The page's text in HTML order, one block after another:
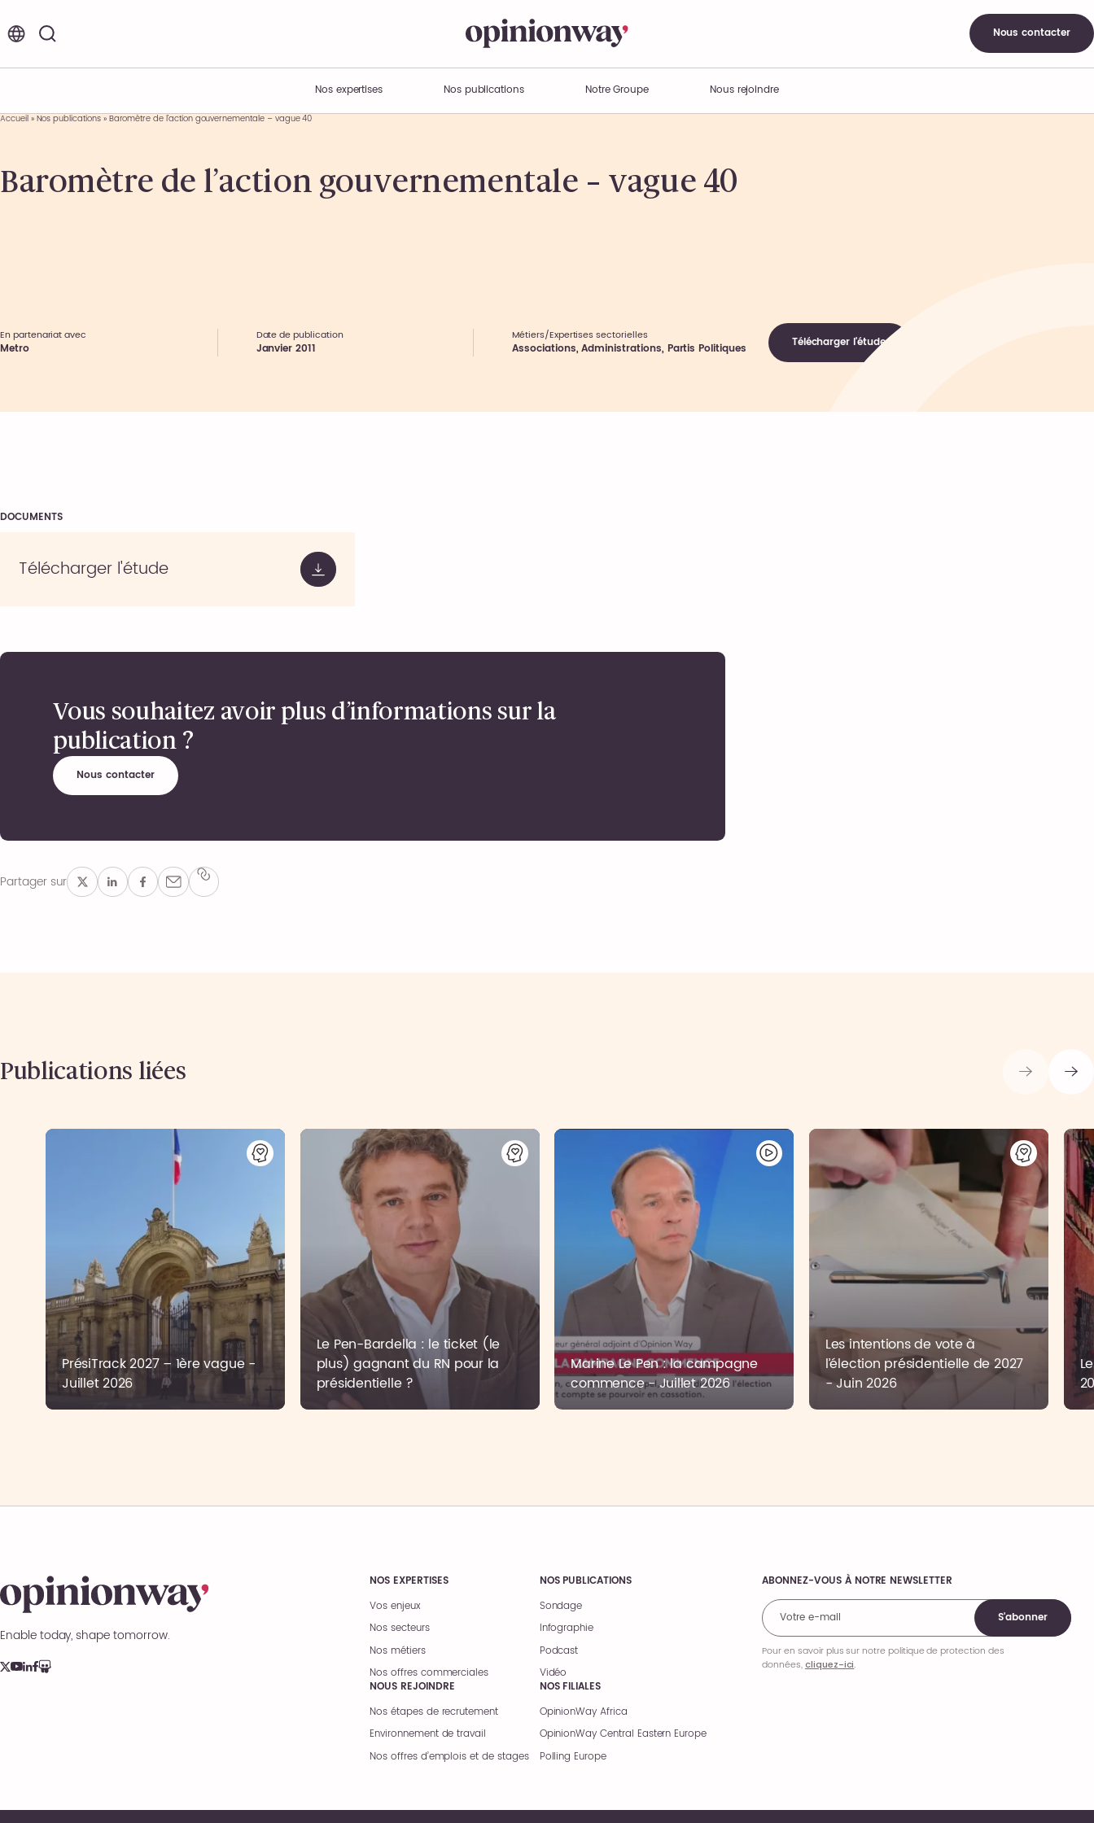
Nous contacter
Nos expertises
Vos enjeux
Expertises métiers
Nos publications Notre Groupe
Acteur de l’innovation
Présentation du Groupe
Nous rejoindre
Nos offres d’emplois et de stages
Environnement de travail
Accueil»Nos publications»Baromètre de l’action gouvernementale – vague 40
Baromètre de l’action gouvernementale – vague 40
En partenariat avec
Metro
Date de publication
Janvier 2011
Métiers/Expertises sectorielles
Associations, Administrations, Partis Politiques Télécharger l'étude
DOCUMENTS
Télécharger l'étude
Vous souhaitez avoir plus d’informations sur la
publication ?
Nous contacter
Partager sur
Publications liées
PrésiTrack 2027 – 1ère vague -
Juillet 2026
Le Pen-Bardella : le ticket (le
plus) gagnant du RN pour la
présidentielle ?
Marine Le Pen : la campagne
commence - Juillet 2026
Les intentions de vote à
l’élection présidentielle de 2027
- Juin 2026
Enable today, shape tomorrow.
NOS EXPERTISES
Vos enjeux
Nos secteurs
Nos métiers
Nos offres commerciales
NOS PUBLICATIONS
Sondage
Infographie
Podcast
Vidéo
NOUS REJOINDRE
Nos étapes de recrutement
Environnement de travail
Nos offres d’emplois et de stages
NOS FILIALES
OpinionWay Africa
OpinionWay Central Eastern Europe
Polling Europe
Comments
ABONNEZ-VOUS À NOTRE NEWSLETTER
S'abonner
Pour en savoir plus sur notre politique de protection des
données,cliquez-ici.